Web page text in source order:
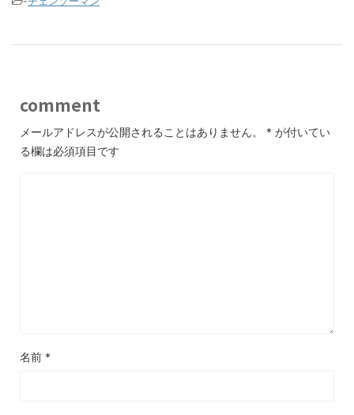
comment
メールアドレスが公開されることはありません。 * が付いてい
る欄は必須項目です
名前 *